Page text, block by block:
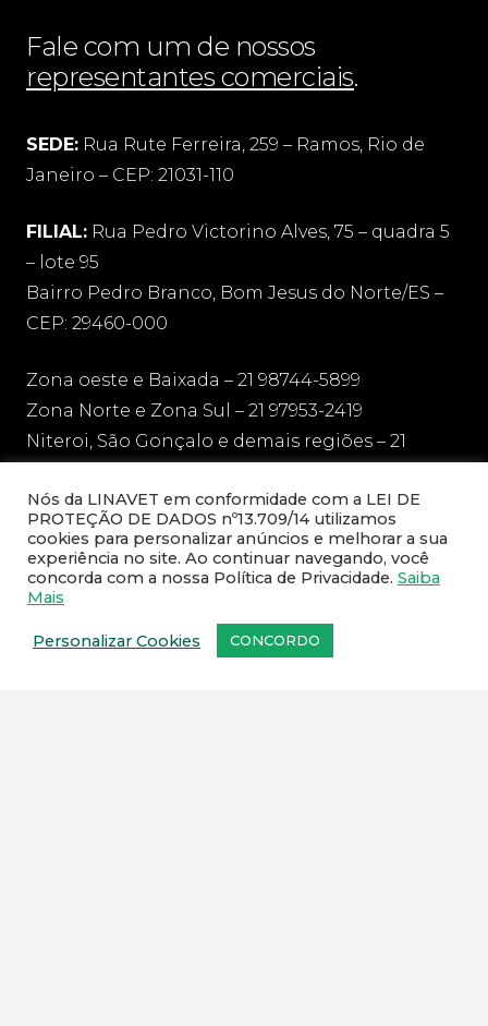
Fale com um de nossos
representantes comerciais.
SEDE: Rua Rute Ferreira, 259 – Ramos, Rio de
Janeiro – CEP: 21031-110
FILIAL: Rua Pedro Victorino Alves, 75 – quadra 5
– lote 95
Bairro Pedro Branco, Bom Jesus do Norte/ES –
CEP: 29460-000
Zona oeste e Baixada – 21 98744-5899
Zona Norte e Zona Sul – 21 97953-2419
Niteroi, São Gonçalo e demais regiões – 21
sac@linavet.com.br
21 97953-2419 / 21 2591-1467
Nós da LINAVET em conformidade com a LEI DE
PROTEÇÃO DE DADOS nº13.709/14 utilizamos
cookies para personalizar anúncios e melhorar a sua
experiência no site. Ao continuar navegando, você
concorda com a nossa Política de Privacidade. Saiba
Mais
Personalizar Cookies CONCORDO